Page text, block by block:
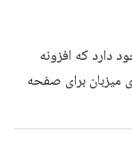
دارد که افزونه
میزبان برای صفحه